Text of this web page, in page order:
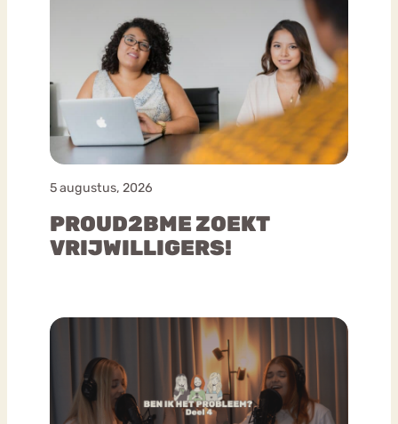
5 augustus, 2026
PROUD2BME ZOEKT
VRIJWILLIGERS!